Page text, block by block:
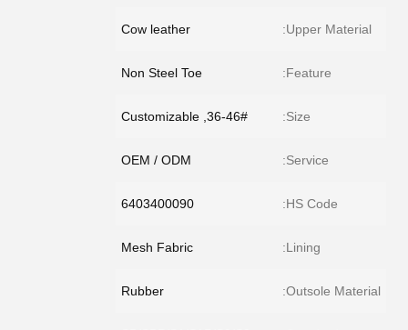
Upper Material:
Cow leather
Feature:
Non Steel Toe
Size:
36-46#, Customizable
Service:
OEM / ODM
HS Code:
6403400090
Lining:
Mesh Fabric
Outsole Material:
Rubber